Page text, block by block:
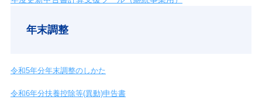
年末調整
令和5年分年末調整のしかた
令和6年分扶養控除等(異動)申告書